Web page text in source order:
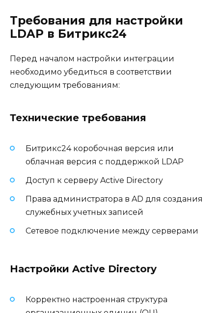
Требования для настройки
LDAP в Битрикс24
Перед началом настройки интеграции
необходимо убедиться в соответствии
следующим требованиям:
Технические требования
Битрикс24 коробочная версия или
облачная версия с поддержкой LDAP
Доступ к серверу Active Directory
Права администратора в AD для создания
служебных учетных записей
Сетевое подключение между серверами
Настройки Active Directory
Корректно настроенная структура